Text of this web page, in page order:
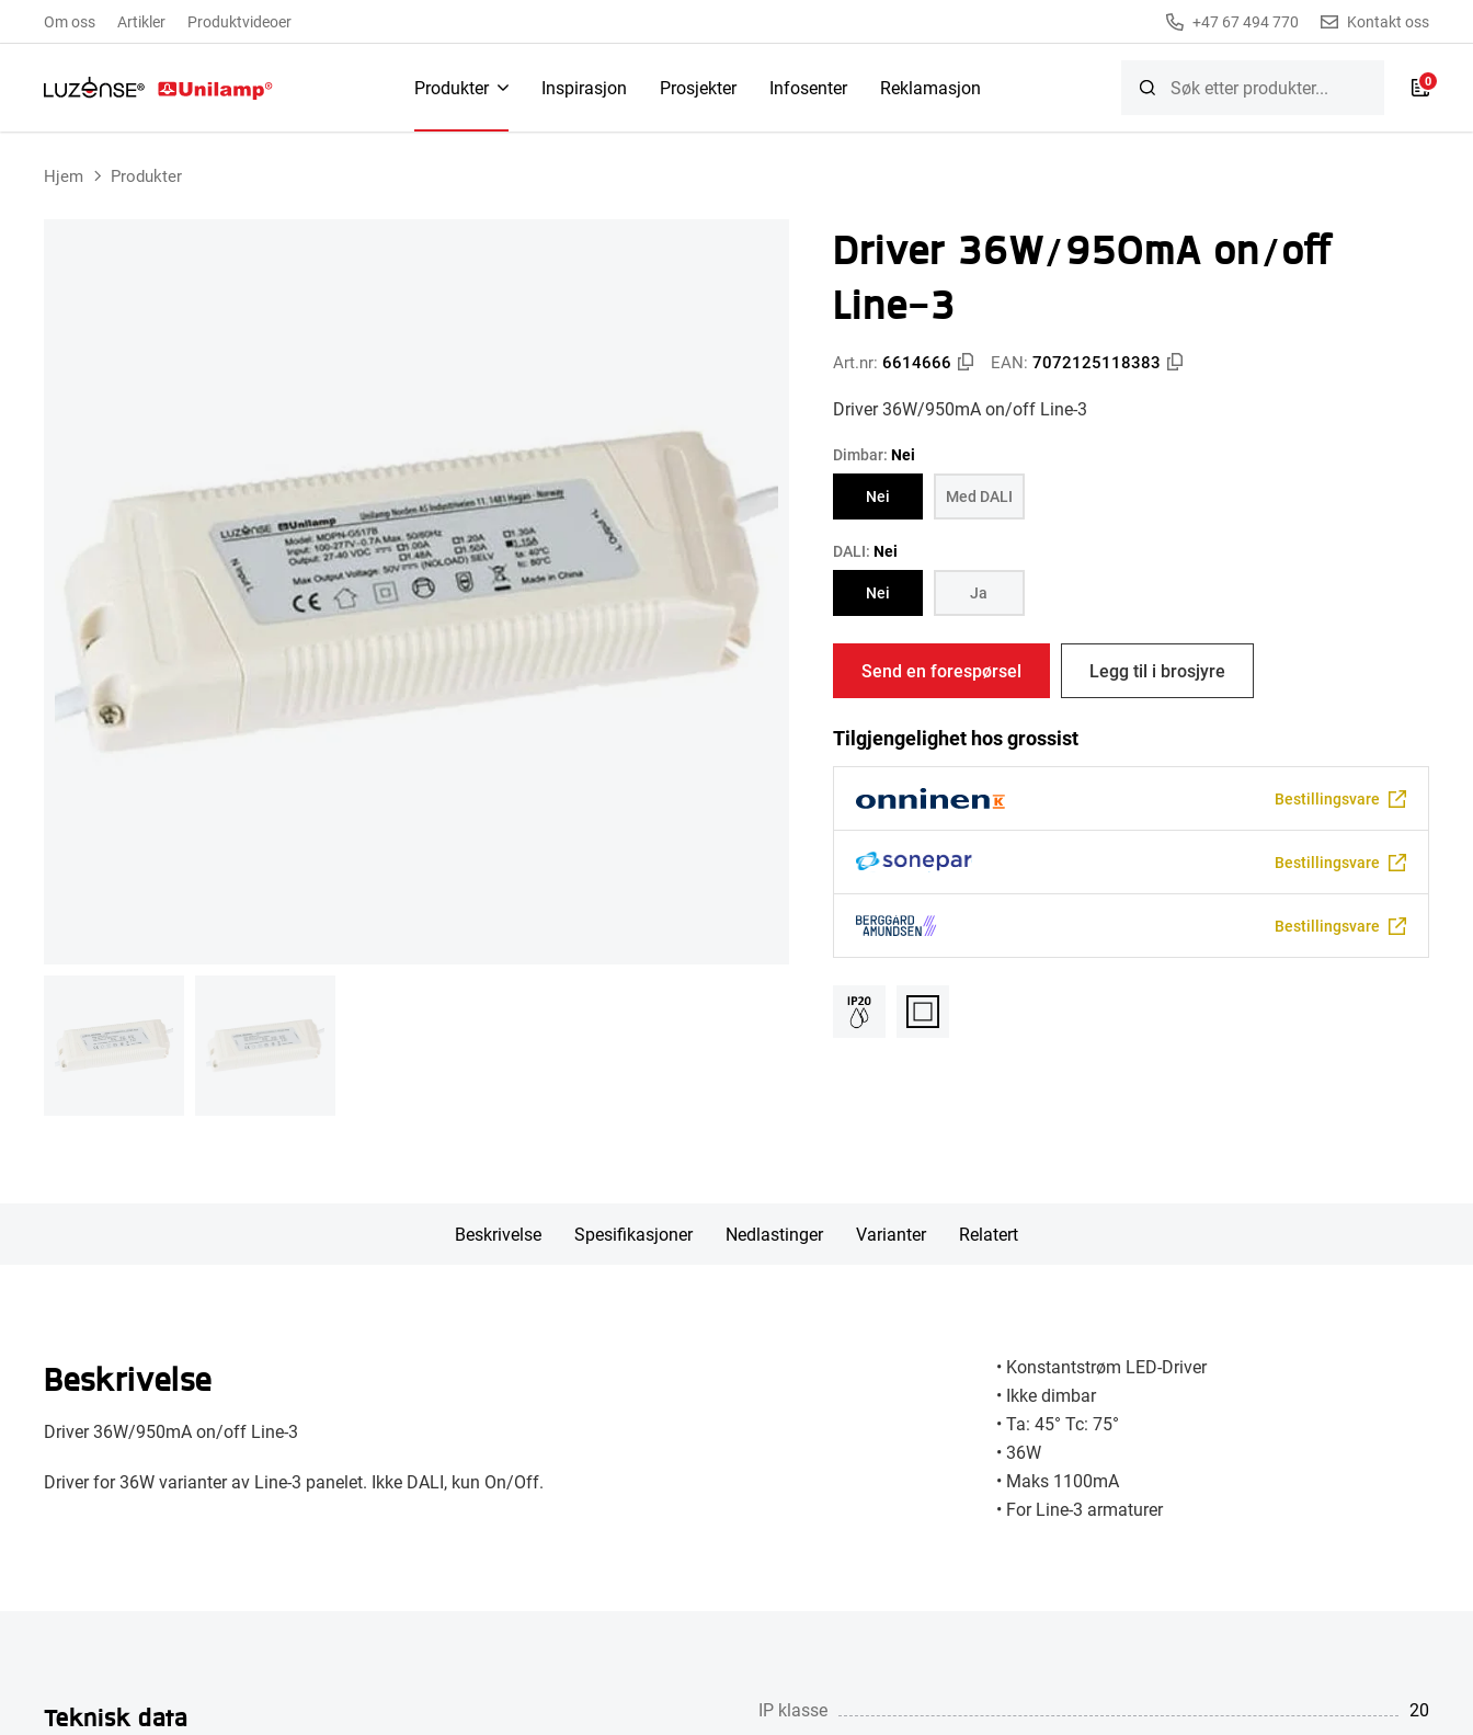
Om oss Artikler Produktvideoer +47 67 494 770 Kontakt oss
Produkter Inspirasjon Prosjekter Infosenter Reklamasjon 0
Hjem Produkter
Driver 36W/950mA on/off
Line-3
Art.nr: 6614666 EAN: 7072125118383
Driver 36W/950mA on/off Line-3
Dimbar: Nei
Nei
Med DALI
DALI: Nei
Nei
Ja
Send en forespørsel Legg til i brosjyre
Tilgjengelighet hos grossist
Bestillingsvare
Bestillingsvare
Bestillingsvare
Beskrivelse Spesifikasjoner Nedlastinger Varianter Relatert
Beskrivelse
Driver 36W/950mA on/off Line-3
Driver for 36W varianter av Line-3 panelet. Ikke DALI, kun On/Off.
• Konstantstrøm LED-Driver
• Ikke dimbar
• Ta: 45° Tc: 75°
• 36W
• Maks 1100mA
• For Line-3 armaturer
Teknisk data IP klasse
20